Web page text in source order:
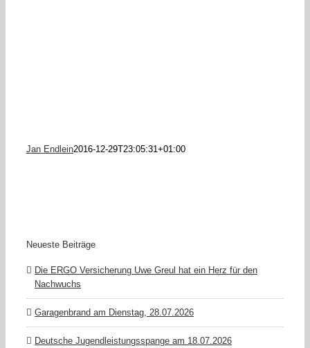
Jan Endlein2016-12-29T23:05:31+01:00
Neueste Beiträge
Die ERGO Versicherung Uwe Greul hat ein Herz für den
Nachwuchs
Garagenbrand am Dienstag, 28.07.2026
Deutsche Jugendleistungsspange am 18.07.2026